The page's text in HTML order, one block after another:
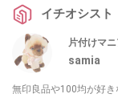
イチオシスト
片付けマ
samia
無印良品や100均が好